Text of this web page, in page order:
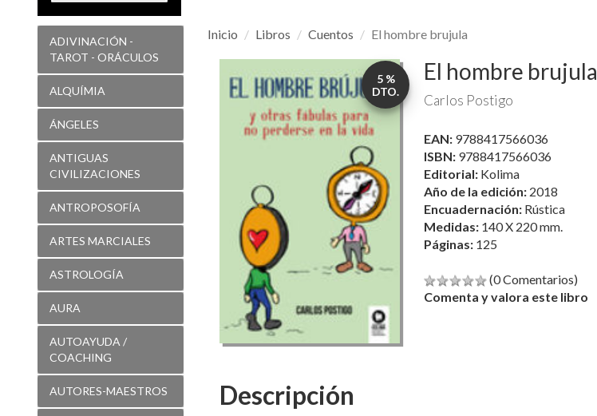
ADIVINACIÓN -
TAROT - ORÁCULOS
ALQUÍMIA
ÁNGELES
ANTIGUAS
CIVILIZACIONES
ANTROPOSOFÍA
ARTES MARCIALES
ASTROLOGÍA
AURA
AUTOAYUDA /
COACHING
AUTORES-MAESTROS
Inicio Libros Cuentos El hombre brujula
hombre
brujula
5 %
DTO.
El hombre brujula
Carlos Postigo
EAN: 9788417566036
ISBN: 9788417566036
Editorial: Kolima
Año de la edición: 2018
Encuadernación: Rústica
Medidas: 140 X 220 mm.
Páginas: 125
(0 Comentarios)
Comenta y valora este libro
Descripción